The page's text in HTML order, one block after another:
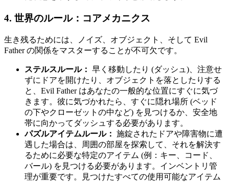
4. 世界のルール：コアメカニクス
生き残るためには、ノイズ、オブジェクト、そして Evil
Father の関係をマスターすることが不可欠です。
ステルスルール： 早く移動したり (ダッシュ)、注意せ
ずにドアを開けたり、オブジェクトを落としたりする
と、Evil Father はあなたの一般的な位置にすぐに気づ
きます。彼に気づかれたら、すぐに隠れ場所 (ベッド
の下やクローゼットの中など) を見つけるか、安全地
帯に向かってダッシュする必要があります。
パズルアイテムルール： 施錠されたドアや障害物に遭
遇した場合は、周囲の部屋を探索して、それを解決す
るために必要な特定のアイテム (例：キー、コード、
バール) を見つける必要があります。インベントリ管
理が重要です。見つけたすべての使用可能なアイテム